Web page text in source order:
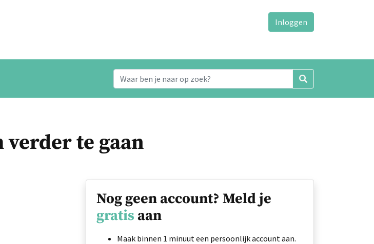
Inloggen
verder te gaan
Nog geen account? Meld je
gratis aan
Maak binnen 1 minuut een persoonlijk account aan.